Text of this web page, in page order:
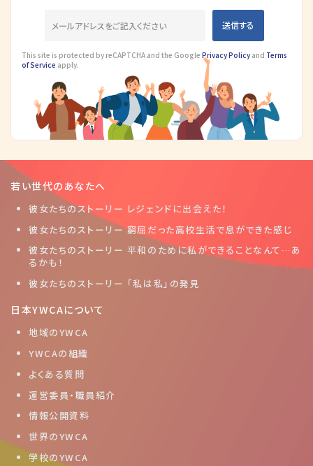
This site is protected by reCAPTCHA and the Google Privacy Policyand Terms
of Service apply.
若い世代のあなたへ
彼女たちのストーリー レジェンドに出会えた！
彼女たちのストーリー 窮屈だった高校生活で息ができた感じ
彼女たちのストーリー 平和のために私ができることなんて…あ
るかも！
彼女たちのストーリー 「私は私」の発見
日本YWCAについて
地域のYWCA
YWCAの組織
よくある質問
運営委員・職員紹介
情報公開資料
世界のYWCA
学校のYWCA